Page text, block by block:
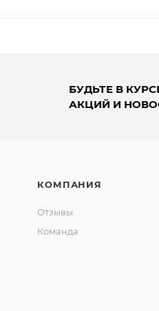
БУДЬТЕ В
АКЦИЙ И
КОМПАНИЯ
Отзывы
Команда